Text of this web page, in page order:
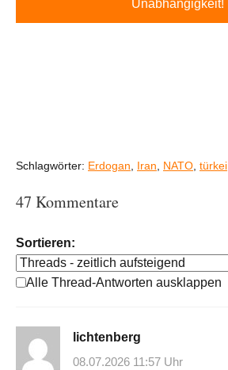
Unabhängigkeit!
Schlagwörter: Erdogan Iran NATO türkei
47 Kommentare
Sortieren:
Alle Thread-Antworten ausklappen
lichtenberg
08.07.2026 11:57 Uhr